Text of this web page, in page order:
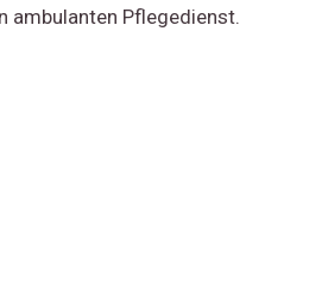
ambulanten Pflegedienst.